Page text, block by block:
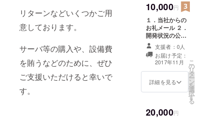
リターンなどいくつかご用
意しております。
サーバ等の購入や、設備費
を賄うなどのために、ぜひ
ご支援いただけると幸いで
す。
10,000円
１．当社からの
お礼メール ２．
開発状況の公開
３．FujiSabaク
ローズドβテス
ト３０日間無料
チケット（１
枚・メール送付
になります）
定は１，２，３
支援者：0人
お届け予定：
2017年11月
詳細を見る
こ
の
リ
タ
ー
ン
を
選
択
す
る
20,000円